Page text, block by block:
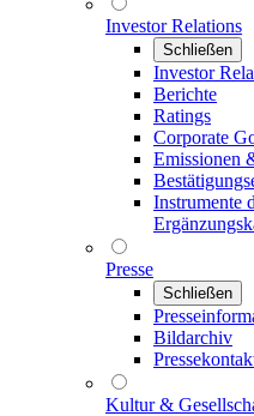
Investor Relations
Schließen
Investor
Berichte
Ratings
Corporate
Emissionen
Instrumente
Presse
Schließen
Bildarchiv
Kultur &